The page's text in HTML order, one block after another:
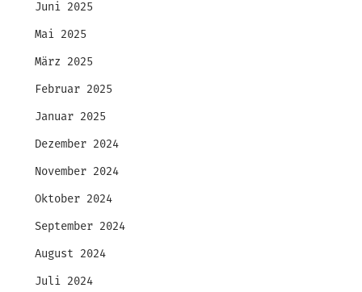
Juni 2025
Mai 2025
März 2025
Februar 2025
Januar 2025
Dezember 2024
November 2024
Oktober 2024
September 2024
August 2024
Juli 2024